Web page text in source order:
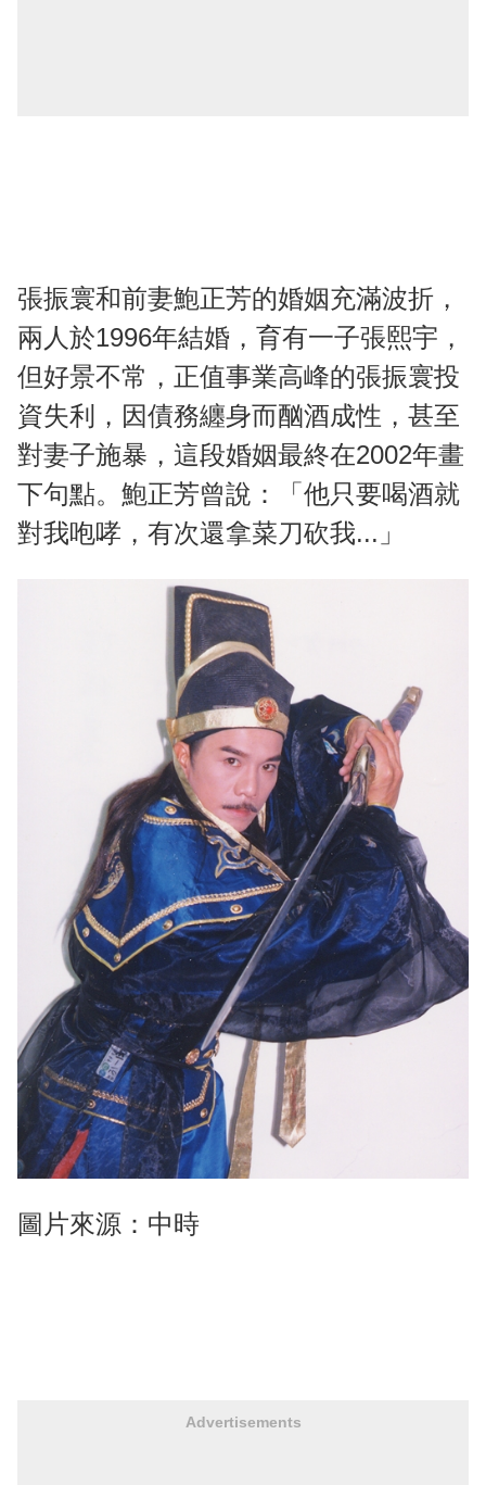
張振寰和前妻鮑正芳的婚姻充滿波折，
兩人於1996年結婚，育有一子張熙宇，
但好景不常，正值事業高峰的張振寰投
資失利，因債務纏身而酗酒成性，甚至
對妻子施暴，這段婚姻最終在2002年畫
下句點。鮑正芳曾說：「他只要喝酒就
對我咆哮，有次還拿菜刀砍我...」
圖片來源：中時
Advertisements